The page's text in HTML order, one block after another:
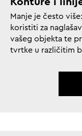
Manje je često
koristiti za
vašeg objekta te
tvrtke u različitim